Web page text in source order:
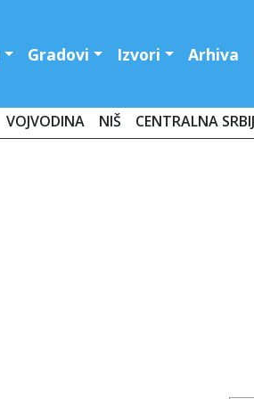
Gradovi Izvori Arhiva
VOJVODINA NIŠ CENTRALNA